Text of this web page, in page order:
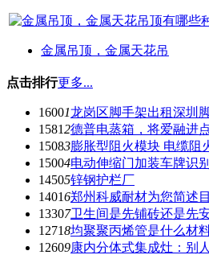
金属吊顶，金属天花吊
点击排行更多...
16001龙岗区脚手架出租深圳
15812德普电蒸箱，将爱融进
15083膨胀型阻火模块 电缆阻
15004电动伸缩门加装车牌识别
14505锌钢护栏厂
14016郑州科威耐材为您简述
13307卫生间是先铺砖还是先
12718均聚聚丙烯管是什么材
12609康内分体式集成灶：别